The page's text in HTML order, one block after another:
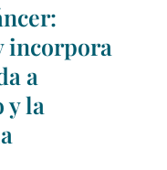
incorpora
a
y la